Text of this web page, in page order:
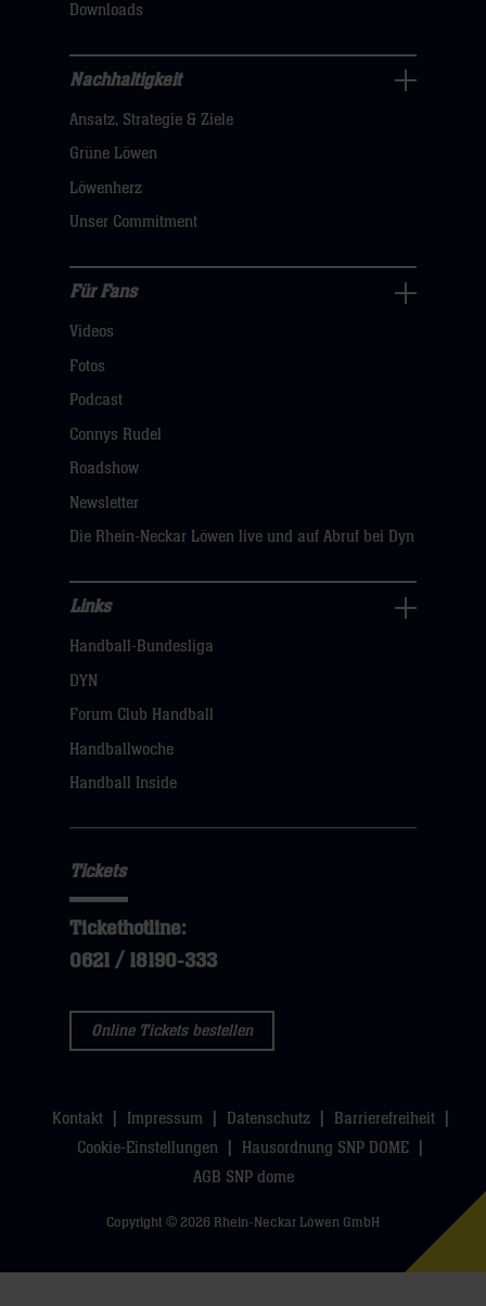
hier
Downloads
Nachhaltigkeit
Navigation
öffnen,
dann
klicken
hier
Nachhaltigkeit
Ansatz, Strategie & Ziele
Grüne Löwen
Löwenherz
Unser Commitment
Fans
Navigation
öffnen,
hier
Für Fans
Videos
Fotos
Podcast
Connys Rudel
Roadshow
Newsletter
Die Rhein-Neckar Löwen live und auf Abruf bei Dyn
Navigation
öffnen,
dann
Links
Handball-Bundesliga
DYN
Forum Club Handball
Handballwoche
Handball Inside
Tickets
Tickethotline:
0621 / 18190-333
Online Tickets bestellen
Kontakt Impressum Datenschutz
Barrierefreiheit
Cookie-Einstellungen
Hausordnung SNP DOME
AGB SNP dome
Copyright © 2026 Rhein-Neckar Löwen GmbH